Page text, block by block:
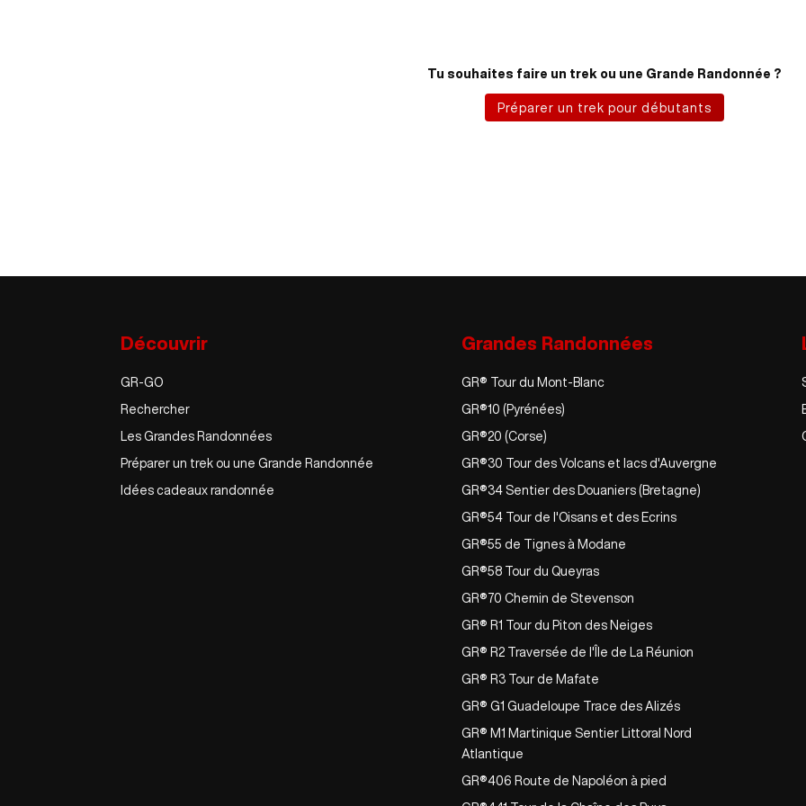
Tu souhaites faire un trek ou une Grande Randonnée ?
Préparer un trek pour débutants
Découvrir
GR-GO
Rechercher
Les Grandes Randonnées
Préparer un trek ou une Grande Randonnée
Idées cadeaux randonnée
Grandes Randonnées
GR® Tour du Mont-Blanc
GR®10 (Pyrénées)
GR®20 (Corse)
GR®30 Tour des Volcans et lacs d'Auvergne
GR®34 Sentier des Douaniers (Bretagne)
GR®54 Tour de l'Oisans et des Ecrins
GR®55 de Tignes à Modane
GR®58 Tour du Queyras
GR®70 Chemin de Stevenson
GR® R1 Tour du Piton des Neiges
GR® R2 Traversée de l'Île de La Réunion
GR® R3 Tour de Mafate
GR® G1 Guadeloupe Trace des Alizés
GR® M1 Martinique Sentier Littoral Nord
Atlantique
GR®406 Route de Napoléon à pied